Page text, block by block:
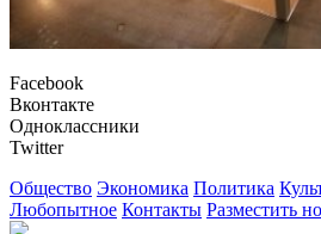
Facebook
Вконтакте
Одноклассники
Twitter
Общество Экономика Политика
Любопытное Контакты Разместить